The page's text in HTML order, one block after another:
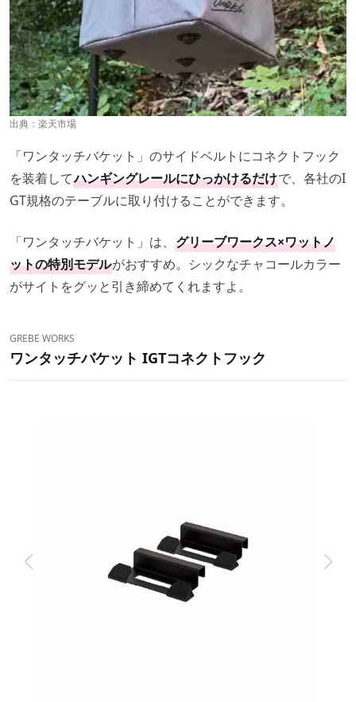
出典： 楽天市場
「ワンタッチバケット」のサイドベルトにコネクトフック
を装着してハンギングレールにひっかけるだけで、各社のI
GT規格のテーブルに取り付けることができます。
「ワンタッチバケット」は、 グリーブワークス×ワットノ
ットの特別モデルがおすすめ。シックなチャコールカラー
がサイトをグッと引き締めてくれますよ。
GREBE WORKS
ワンタッチバケット IGTコネクトフック